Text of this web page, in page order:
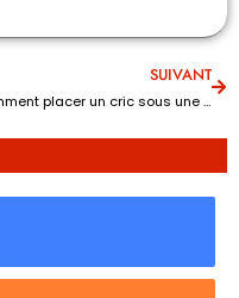
SUIVANT
Comment placer un cric sous une voiture ?